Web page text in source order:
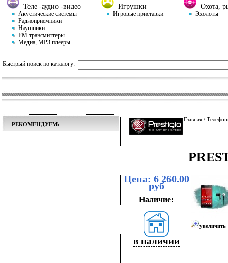
Теле -аудио -видео
Акустические системы
Радиоприемники
Наушники
FM трансмиттеры
Медиа, MP3 плееры
Игрушки
Игровые приставки
Охота,
Эхолоты
Быстрый поиск по каталогу:
РЕКОМЕНДУЕМ:
Главная /
Цена: 6 260.00
руб
Наличие:
в наличии
увеличить